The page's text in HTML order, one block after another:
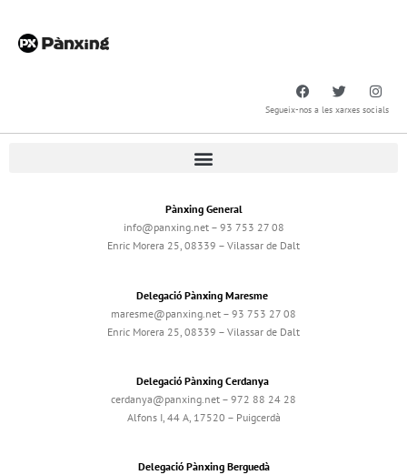
Segueix-nos a les xarxes socials
Pànxing General
info@panxing.net – 93 753 27 08
Enric Morera 25, 08339 – Vilassar de Dalt
Delegació Pànxing Maresme
maresme@panxing.net – 93 753 27 08
Enric Morera 25, 08339 – Vilassar de Dalt
Delegació Pànxing Cerdanya
cerdanya@panxing.net – 972 88 24 28
Alfons I, 44 A, 17520 – Puigcerdà
Delegació Pànxing Berguedà